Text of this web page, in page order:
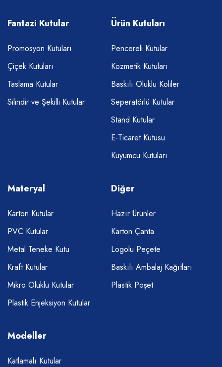
Fantazi Kutular
Promosyon Kutuları
Çiçek Kutuları
Taslama Kutular
Silindir ve Şekilli Kutular
Ürün Kutuları
Pencereli Kutular
Kozmetik Kutuları
Baskılı Oluklu Koliler
Seperatörlü Kutular
Stand Kutular
E-Ticaret Kutusu
Kuyumcu Kutuları
Materyal
Karton Kutular
PVC Kutular
Metal Teneke Kutu
Kraft Kutular
Mikro Oluklu Kutular
Plastik Enjeksiyon Kutular
Diğer
Hazır Ürünler
Karton Çanta
Logolu Peçete
Baskılı Ambalaj Kağıtları
Plastik Poşet
Modeller
Katlamalı Kutular